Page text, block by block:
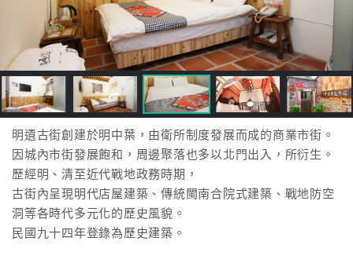
接
跟
飯
店
訂
房
HOT
特
色
明遺古街創建於明中葉，由衛所制度發展而成的商業市街。
因城內市街發展飽和，周邊聚落也多以北門出入，所衍生。
歷經明、清至近代戰地政務時期，
古街內呈現明代店屋建築、傳統閩南合院式建築、戰地防空
洞等各時代多元化的歷史風貌。
民國九十四年登錄為歷史建築。